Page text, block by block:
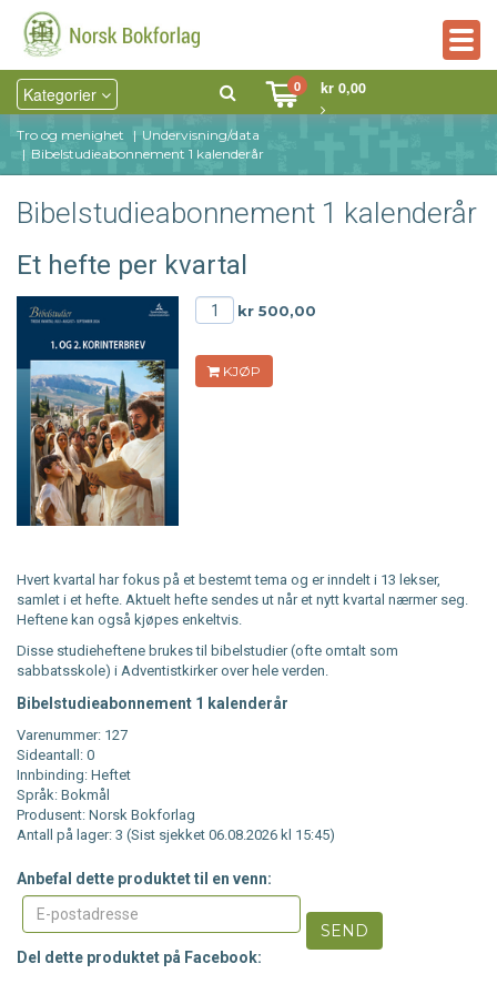
Kategorier
0 kr 0,00
Tro og menighet
Undervisning/data
Bibelstudieabonnement 1 kalenderår
Bibelstudieabonnement 1 kalenderår
Et hefte per kvartal
kr 500,00
KJØP
Hvert kvartal har fokus på et bestemt tema og er inndelt i 13 lekser,
samlet i et hefte. Aktuelt hefte sendes ut når et nytt kvartal nærmer seg.
Heftene kan også kjøpes enkeltvis.
Disse studieheftene brukes til bibelstudier (ofte omtalt som
sabbatsskole) i Adventistkirker over hele verden.
Bibelstudieabonnement 1 kalenderår
Varenummer: 127
Sideantall: 0
Innbinding: Heftet
Språk: Bokmål
Produsent: Norsk Bokforlag
Antall på lager: 3 (Sist sjekket 06.08.2026 kl 15:45)
Anbefal dette produktet til en venn:
SEND
Del dette produktet på Facebook: